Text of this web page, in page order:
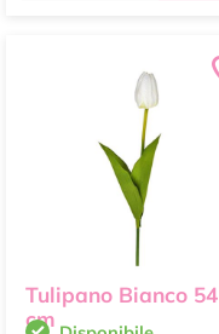
Tulipano Bianco 54
cm